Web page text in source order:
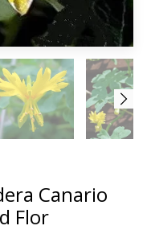
Canario
Flor